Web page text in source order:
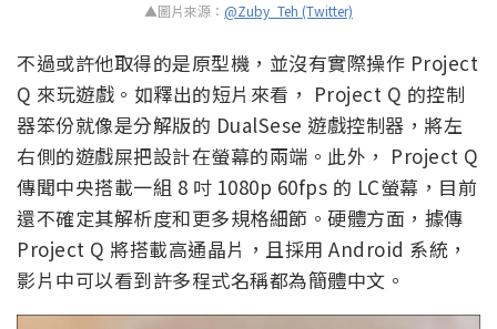
▲圖片來源： @Zuby_Teh (Twitter)
不過或許他取得的是原型機，並沒有實際操作 Project
Q 來玩遊戲。如釋出的短片來看， Project Q 的控制
器笨份就像是分解版的 DualSese 遊戲控制器，將左
右側的遊戲屎把設計在螢幕的兩端。此外， Project Q
傳聞中央搭載一組 8 吋 1080p 60fps 的 LC螢幕，目前
還不確定其解析度和更多規格細節。硬體方面，據傳
Project Q 將搭載高通晶片，且採用 Android 系統，
影片中可以看到許多程式名稱都為簡體中文。